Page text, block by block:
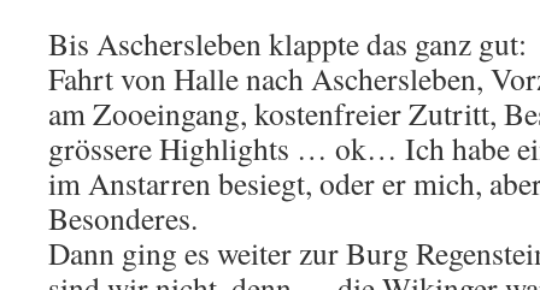
Bis Aschersleben klappte das ganz gut:
Fahrt von Halle nach Aschersleben,
am Zooeingang, kostenfreier Zutritt,
grössere Highlights … ok… Ich habe
im Anstarren besiegt, oder er mich,
Besonderes.
Dann ging es weiter zur Burg